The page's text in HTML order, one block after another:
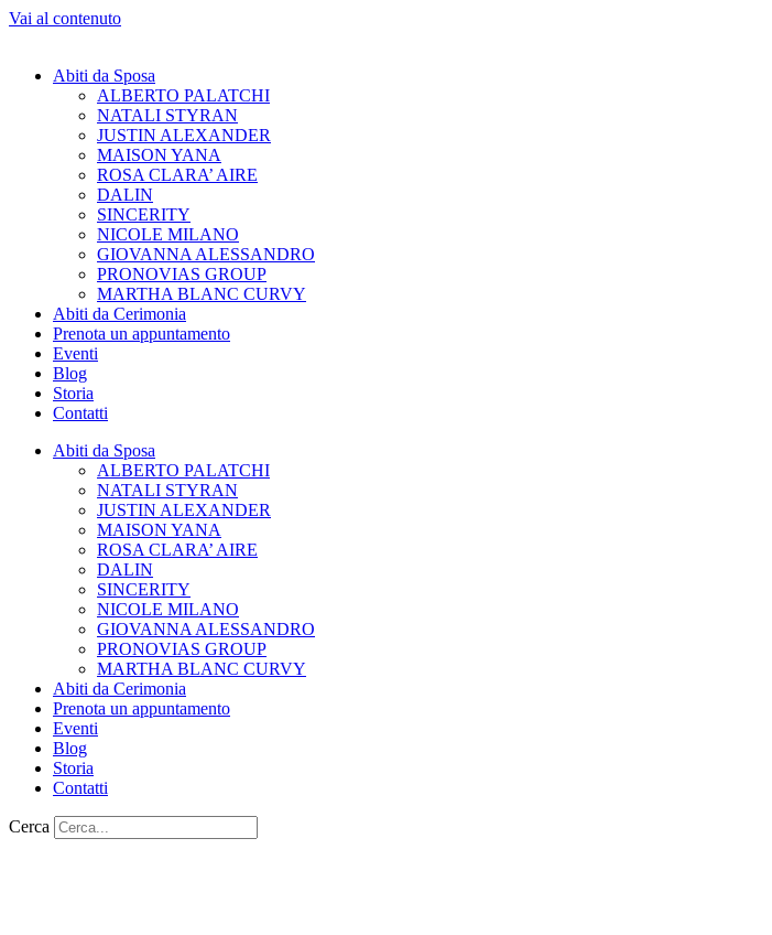
Vai al contenuto
Abiti da Sposa
ALBERTO PALATCHI
NATALI STYRAN
JUSTIN ALEXANDER
MAISON YANA
ROSA CLARA’ AIRE
DALIN
SINCERITY
NICOLE MILANO
GIOVANNA ALESSANDRO
PRONOVIAS GROUP
MARTHA BLANC CURVY
Abiti da Cerimonia
Prenota un appuntamento
Eventi
Blog
Storia
Contatti
Abiti da Sposa
ALBERTO PALATCHI
NATALI STYRAN
JUSTIN ALEXANDER
MAISON YANA
ROSA CLARA’ AIRE
DALIN
SINCERITY
NICOLE MILANO
GIOVANNA ALESSANDRO
PRONOVIAS GROUP
MARTHA BLANC CURVY
Abiti da Cerimonia
Prenota un appuntamento
Eventi
Blog
Storia
Contatti
Cerca